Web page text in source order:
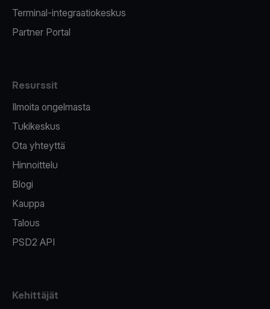
Terminal-integraatiokeskus
Partner Portal
Resurssit
Ilmoita ongelmasta
Tukikeskus
Ota yhteyttä
Hinnoittelu
Blogi
Kauppa
Talous
PSD2 API
Kehittäjät